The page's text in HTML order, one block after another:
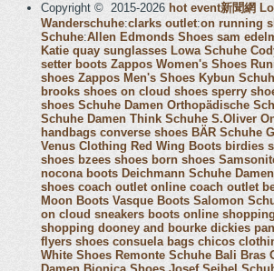
Copyright © 2015-2026 hot event新聞網
Wanderschuhe:clarks outlet:on running
Schuhe:Allen Edmonds Shoes sam
Katie quay sunglasses Lowa Schuhe
setter boots Zappos Women's Shoes
shoes Zappos Men's Shoes Kybun
brooks shoes on cloud shoes sperry
shoes Schuhe Damen Orthopädische
Schuhe Damen Think Schuhe S.Oliver
handbags converse shoes BÄR Schuhe
Venus Clothing Red Wing Boots birdies
shoes bzees shoes born shoes
nocona boots Deichmann Schuhe Damen
shoes coach outlet online coach outlet
Moon Boots Vasque Boots Salomon
on cloud sneakers boots online shopping
shopping dooney and bourke dickies
flyers shoes consuela bags chicos
White Shoes Remonte Schuhe Bali Bras